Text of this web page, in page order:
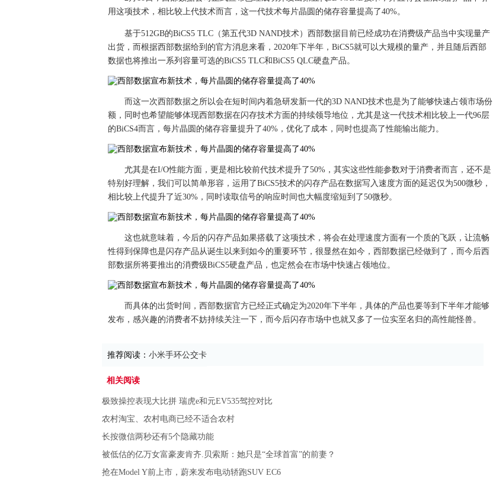
用这项技术，相比较上代技术而言，这一代技术每片晶圆的储存容量提高了40%。
基于512GB的BiCS5 TLC（第五代3D NAND技术）西部数据目前已经成功在消费级产品当中实现量产
出货，而根据西部数据给到的官方消息来看，2020年下半年，BiCS5就可以大规模的量产，并且随后西部
数据也将推出一系列容量可选的BiCS5 TLC和BiCS5 QLC硬盘产品。
而这一次西部数据之所以会在短时间内着急研发新一代的3D NAND技术也是为了能够快速占领市场份
额，同时也希望能够体现西部数据在闪存技术方面的持续领导地位，尤其是这一代技术相比较上一代96层
的BiCS4而言，每片晶圆的储存容量提升了40%，优化了成本，同时也提高了性能输出能力。
尤其是在I/O性能方面，更是相比较前代技术提升了50%，其实这些性能参数对于消费者而言，还不是
特别好理解，我们可以简单形容，运用了BiCS5技术的闪存产品在数据写入速度方面的延迟仅为500微秒，
相比较上代提升了近30%，同时读取信号的响应时间也大幅度缩短到了50微秒。
这也就意味着，今后的闪存产品如果搭载了这项技术，将会在处理速度方面有一个质的飞跃，让流畅
性得到保障也是闪存产品从诞生以来到如今的重要环节，很显然在如今，西部数据已经做到了，而今后西
部数据所将要推出的消费级BiCS5硬盘产品，也定然会在市场中快速占领地位。
而具体的出货时间，西部数据官方已经正式确定为2020年下半年，具体的产品也要等到下半年才能够
发布，感兴趣的消费者不妨持续关注一下，而今后闪存市场中也就又多了一位实至名归的高性能怪兽。
推荐阅读： 小米手环公交卡
相关阅读
极致操控表现大比拼 瑞虎e和元EV535驾控对比
农村淘宝、农村电商已经不适合农村
长按微信两秒还有5个隐藏功能
被低估的亿万女富豪麦肯齐.贝索斯：她只是“全球首富”的前妻？
抢在Model Y前上市，蔚来发布电动轿跑SUV EC6